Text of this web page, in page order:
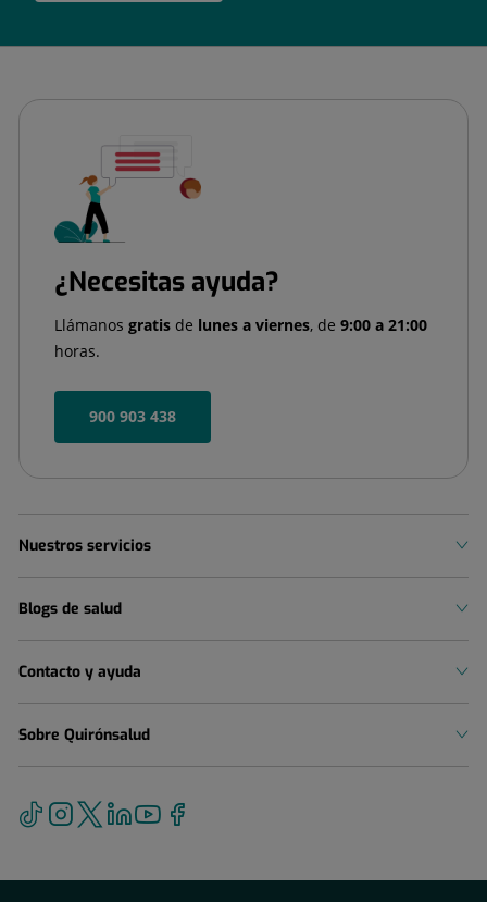
¿Necesitas ayuda?
Llámanos gratis de lunes a viernes, de 9:00 a 21:00
horas.
900 903 438
Nuestros servicios
Blogs de salud
Contacto y ayuda
Sobre Quirónsalud